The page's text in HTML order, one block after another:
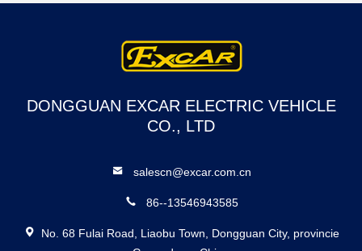
DONGGUAN EXCAR ELECTRIC VEHICLE
CO., LTD
salescn@excar.com.cn
86--13546943585
No. 68 Fulai Road, Liaobu Town, Dongguan City, provincie